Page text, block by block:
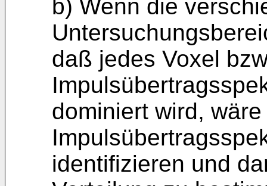
b) Wenn die
daß jedes Voxel
dominiert wird,
identifizieren und